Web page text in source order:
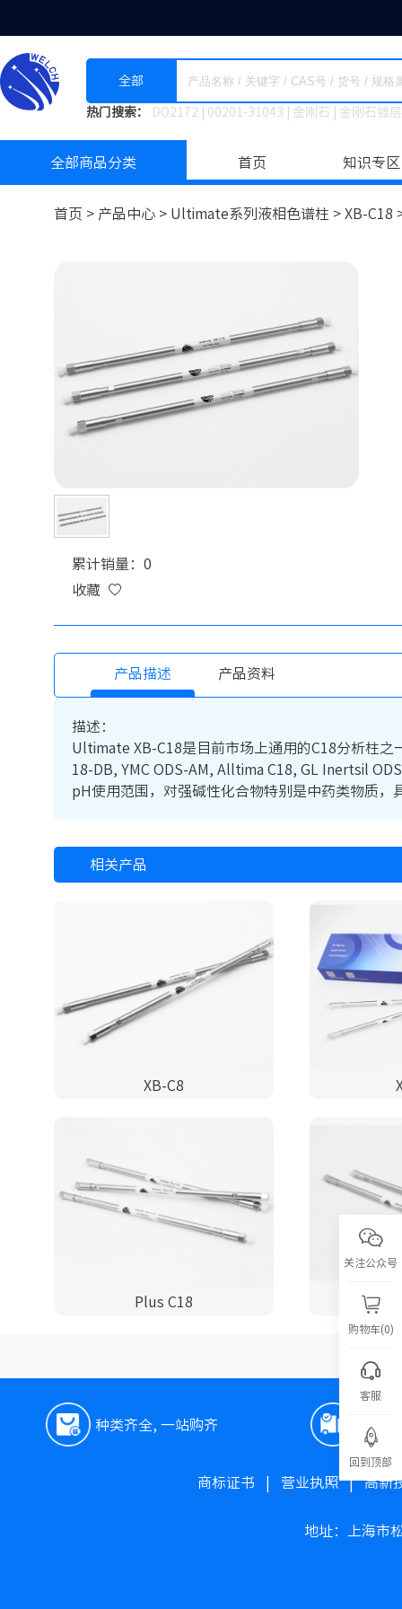
全部
热门搜索： DO2172 00201-31043 金刚石 金刚石镀
全部商品分类 首页 知识专区
首页 > 产品中心 > Ultimate系列液相色谱柱 > XB-C18
累计销量：0
收藏
产品描述 产品资料
描述：
Ultimate XB-C18是目前市场上通用的C18分析柱
18-DB, YMC ODS-AM, Alltima C18, GL Inertsil
pH使用范围，对强碱性化合物特别是中药类物质，
相关产品
XB-C8
Plus C18
种类齐全, 一站购齐 极速
商标证书 营业执照|高新
地址：上海市
关注公众号
购物车(0)
客服
回到顶部